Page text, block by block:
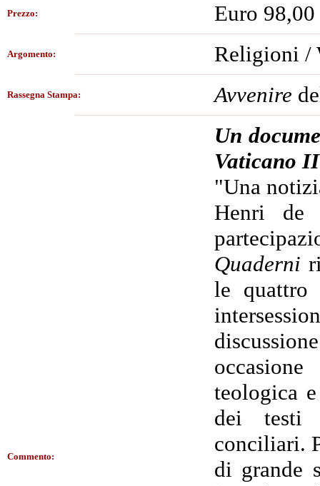
Prezzo: Euro 98,00
Argomento: Religioni /
Rassegna Stampa: Avvenire
Commento:
Un
Vaticano II
"Una
Henri de
Quaderni
le quattro
teologica
dei testi
conciliari.
di grande